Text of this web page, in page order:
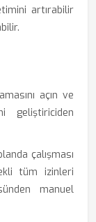
artırabilir
açın ve
geliştiriciden
çalışması
tüm izinleri
manuel